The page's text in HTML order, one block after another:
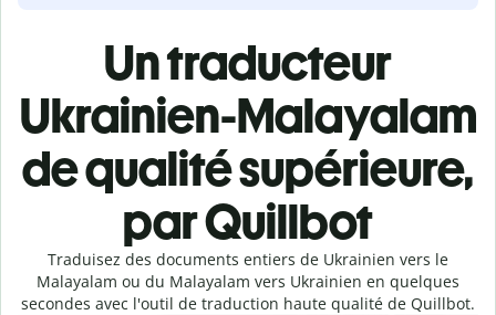
Un traducteur
Ukrainien-Malayalam
de qualité supérieure,
par Quillbot
Traduisez des documents entiers de Ukrainien vers le
Malayalam ou du Malayalam vers Ukrainien en quelques
secondes avec l'outil de traduction haute qualité de Quillbot.